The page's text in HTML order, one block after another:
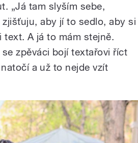
„Já tam slyším sebe,
aby jí to sedlo, aby si
A já to mám stejně.
zpěváci bojí textařovi říct
a už to nejde vzít